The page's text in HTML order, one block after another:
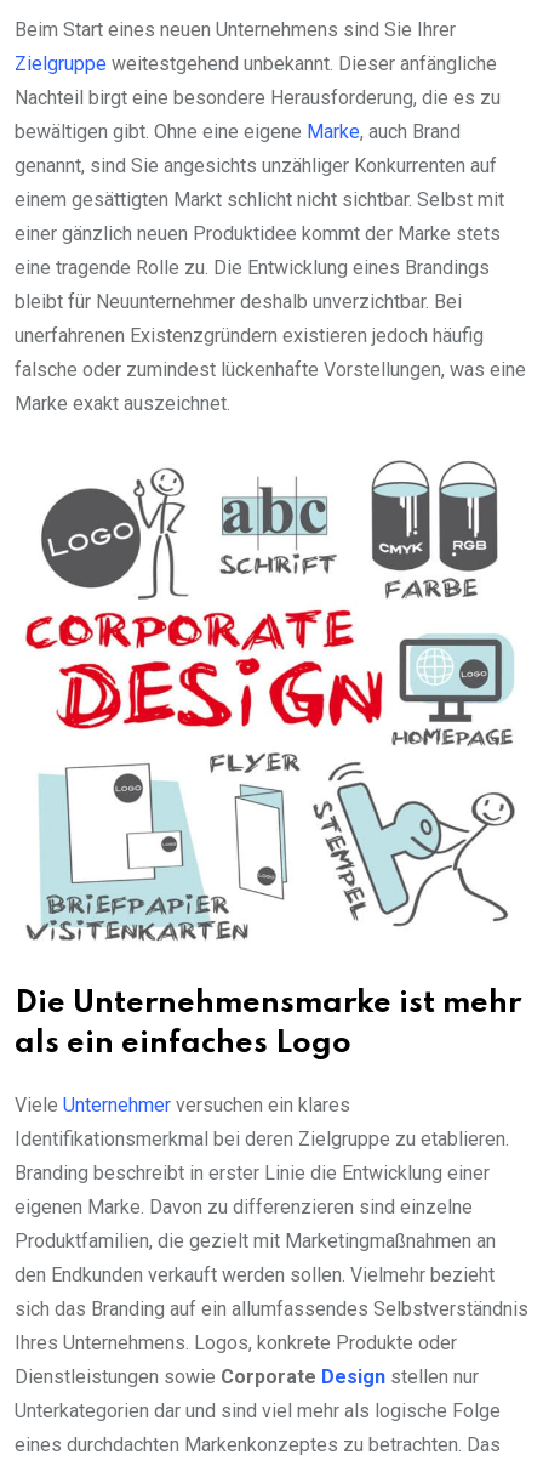
Beim Start eines neuen Unternehmens sind Sie Ihrer
Zielgruppe weitestgehend unbekannt. Dieser anfängliche
Nachteil birgt eine besondere Herausforderung, die es zu
bewältigen gibt. Ohne eine eigene Marke, auch Brand
genannt, sind Sie angesichts unzähliger Konkurrenten auf
einem gesättigten Markt schlicht nicht sichtbar. Selbst mit
einer gänzlich neuen Produktidee kommt der Marke stets
eine tragende Rolle zu. Die Entwicklung eines Brandings
bleibt für Neuunternehmer deshalb unverzichtbar. Bei
unerfahrenen Existenzgründern existieren jedoch häufig
falsche oder zumindest lückenhafte Vorstellungen, was eine
Marke exakt auszeichnet.
Die Unternehmensmarke ist mehr
als ein einfaches Logo
Viele Unternehmer versuchen ein klares
Identifikationsmerkmal bei deren Zielgruppe zu etablieren.
Branding beschreibt in erster Linie die Entwicklung einer
eigenen Marke. Davon zu differenzieren sind einzelne
Produktfamilien, die gezielt mit Marketingmaßnahmen an
den Endkunden verkauft werden sollen. Vielmehr bezieht
sich das Branding auf ein allumfassendes Selbstverständnis
Ihres Unternehmens. Logos, konkrete Produkte oder
Dienstleistungen sowie Corporate Design stellen nur
Unterkategorien dar und sind viel mehr als logische Folge
eines durchdachten Markenkonzeptes zu betrachten. Das